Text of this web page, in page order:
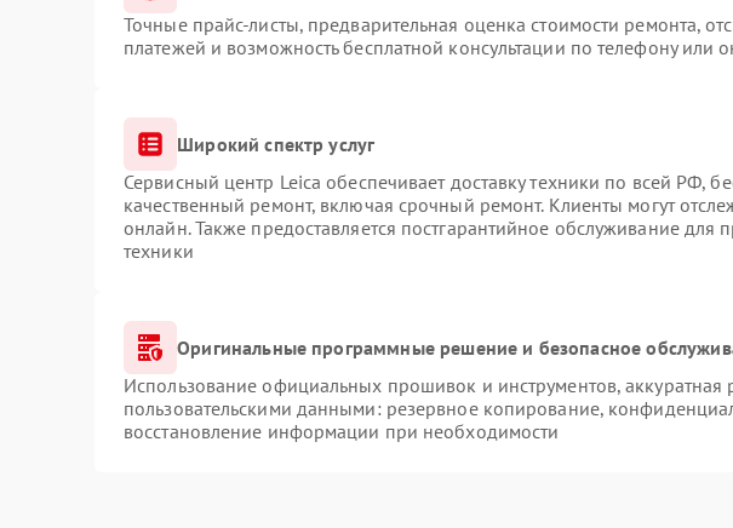
Точные прайс-листы, предварительная оценка стоимости ремонта,
платежей и возможность бесплатной консультации по телефону или
Широкий спектр услуг
Сервисный центр Leica обеспечивает доставку техники по всей РФ,
качественный ремонт, включая срочный ремонт. Клиенты могут
онлайн. Также предоставляется постгарантийное обслуживание для
техники
Оригинальные программные решение и безопасное
Использование официальных прошивок и инструментов, аккуратная
пользовательскими данными: резервное копирование,
восстановление информации при необходимости